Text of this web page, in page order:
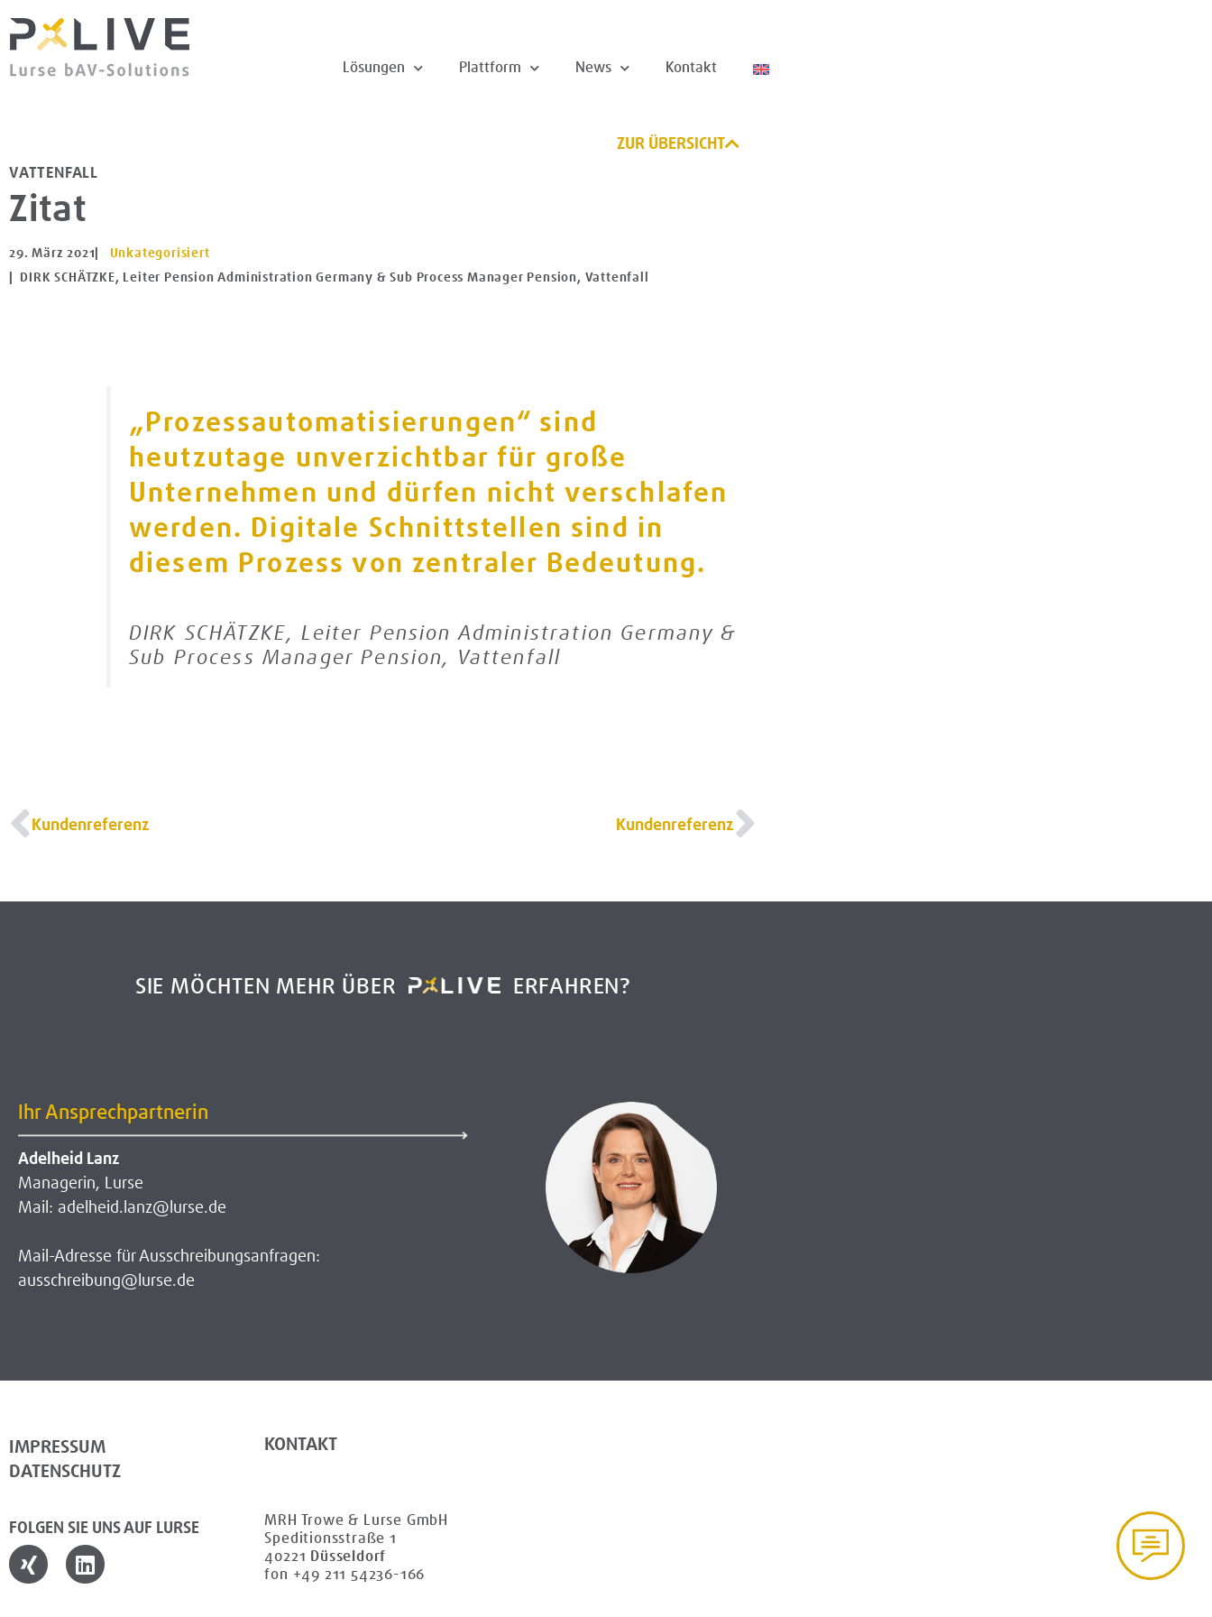
Lösungen Plattform News Kontakt
ZUR ÜBERSICHT
VATTENFALL
Zitat
29. März 2021|
Unkategorisiert
| DIRK SCHÄTZKE, Leiter Pension Administration Germany & Sub Process Manager Pension, Vattenfall
„Prozessautomatisierungen“ sind
heutzutage unverzichtbar für große
Unternehmen und dürfen nicht verschlafen
werden. Digitale Schnittstellen sind in
diesem Prozess von zentraler Bedeutung.
DIRK SCHÄTZKE, Leiter Pension Administration Germany &
Sub Process Manager Pension, Vattenfall
Kundenreferenz Kundenreferenz
SIE MÖCHTEN MEHR ÜBER ERFAHREN?
Ihr Ansprechpartnerin
Adelheid Lanz
Managerin, Lurse
Mail: adelheid.lanz@lurse.de
Mail-Adresse für Ausschreibungsanfragen:
ausschreibung@lurse.de
IMPRESSUM
DATENSCHUTZ
FOLGEN SIE UNS AUF LURSE
KONTAKT
MRH Trowe & Lurse GmbH
Speditionsstraße 1
40221 Düsseldorf
fon +49 211 54236-166